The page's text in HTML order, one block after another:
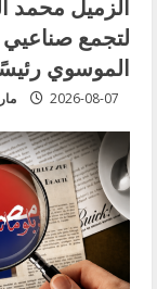
لتجمع
الموسوي
2026-08-07